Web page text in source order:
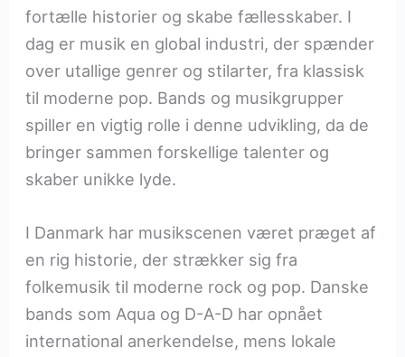
fortælle historier og skabe fællesskaber. I
dag er musik en global industri, der spænder
over utallige genrer og stilarter, fra klassisk
til moderne pop. Bands og musikgrupper
spiller en vigtig rolle i denne udvikling, da de
bringer sammen forskellige talenter og
skaber unikke lyde.
I Danmark har musikscenen været præget af
en rig historie, der strækker sig fra
folkemusik til moderne rock og pop. Danske
bands som Aqua og D-A-D har opnået
international anerkendelse, mens lokale